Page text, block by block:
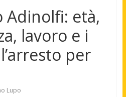
Adinolfi: età,
lavoro e i
per
Lupo